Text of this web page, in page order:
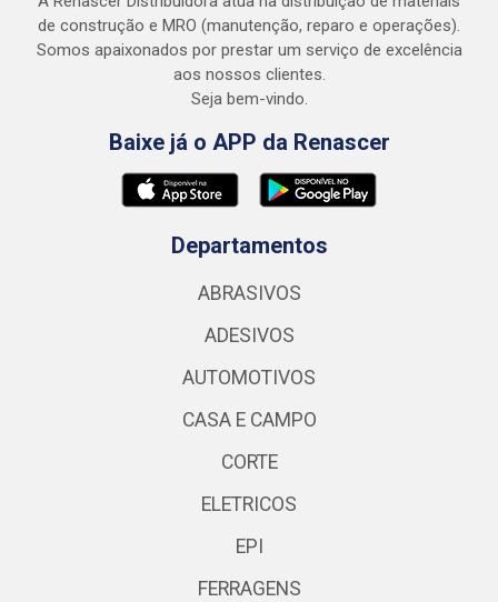
de construção e MRO (manutenção, reparo e operações).
Somos apaixonados por prestar um serviço de excelência
aos nossos clientes.
Seja bem-vindo.
Baixe já o APP da Renascer
Departamentos
ABRASIVOS
ADESIVOS
AUTOMOTIVOS
CASA E CAMPO
CORTE
ELETRICOS
EPI
FERRAGENS